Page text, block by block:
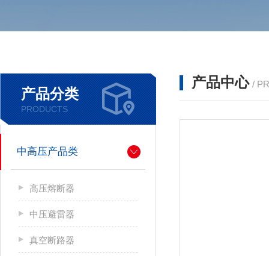
产品分类
PRODUCTS
中高压产品类
高压熔断器
中压避雷器
真空断路器
产品中心 /